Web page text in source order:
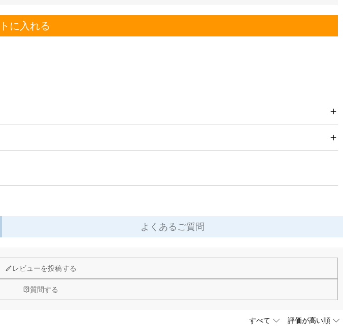
に入れる
よくあるご質問
レビューを投稿する
質問する
料でお見積もりを作成いたします。お気軽にお問い合わせください。
ご使用ください。